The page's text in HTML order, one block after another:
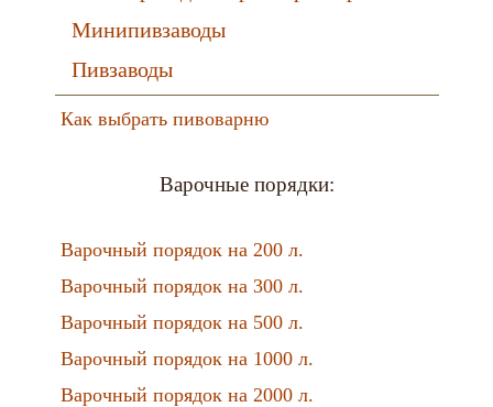
Минипивзаводы
Пивзаводы
Как выбрать пивоварню
Варочные порядки:
Варочный порядок на 200 л.
Варочный порядок на 300 л.
Варочный порядок на 500 л.
Варочный порядок на 1000 л.
Варочный порядок на 2000 л.